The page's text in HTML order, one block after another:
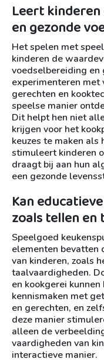
Leert
en gezonde
Het spelen met
kinderen de
voedselbereiding en
experimenteren
gerechten en
speelse manier
Dit helpt hen niet
krijgen voor het
keuzes te maken
stimuleert kinderen
draagt bij aan hun
een gezonde
Kan
zoals tellen en
Speelgoed
elementen bevatten
van kinderen, zoals
taalvaardigheden.
en kookgerei
kennismaken met
en gerechten, en
deze manier
alleen de
vaardigheden van
interactieve manier.